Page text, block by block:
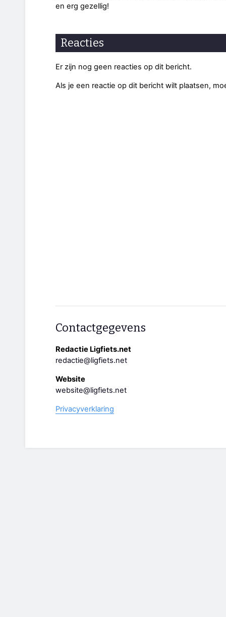
en erg gezellig!
Reacties
Er zijn nog geen reacties op dit bericht.
Als je een reactie op dit bericht wilt plaatsen,
Contactgegevens
Redactie Ligfiets.net
redactie@ligfiets.net
Website
website@ligfiets.net
Privacyverklaring